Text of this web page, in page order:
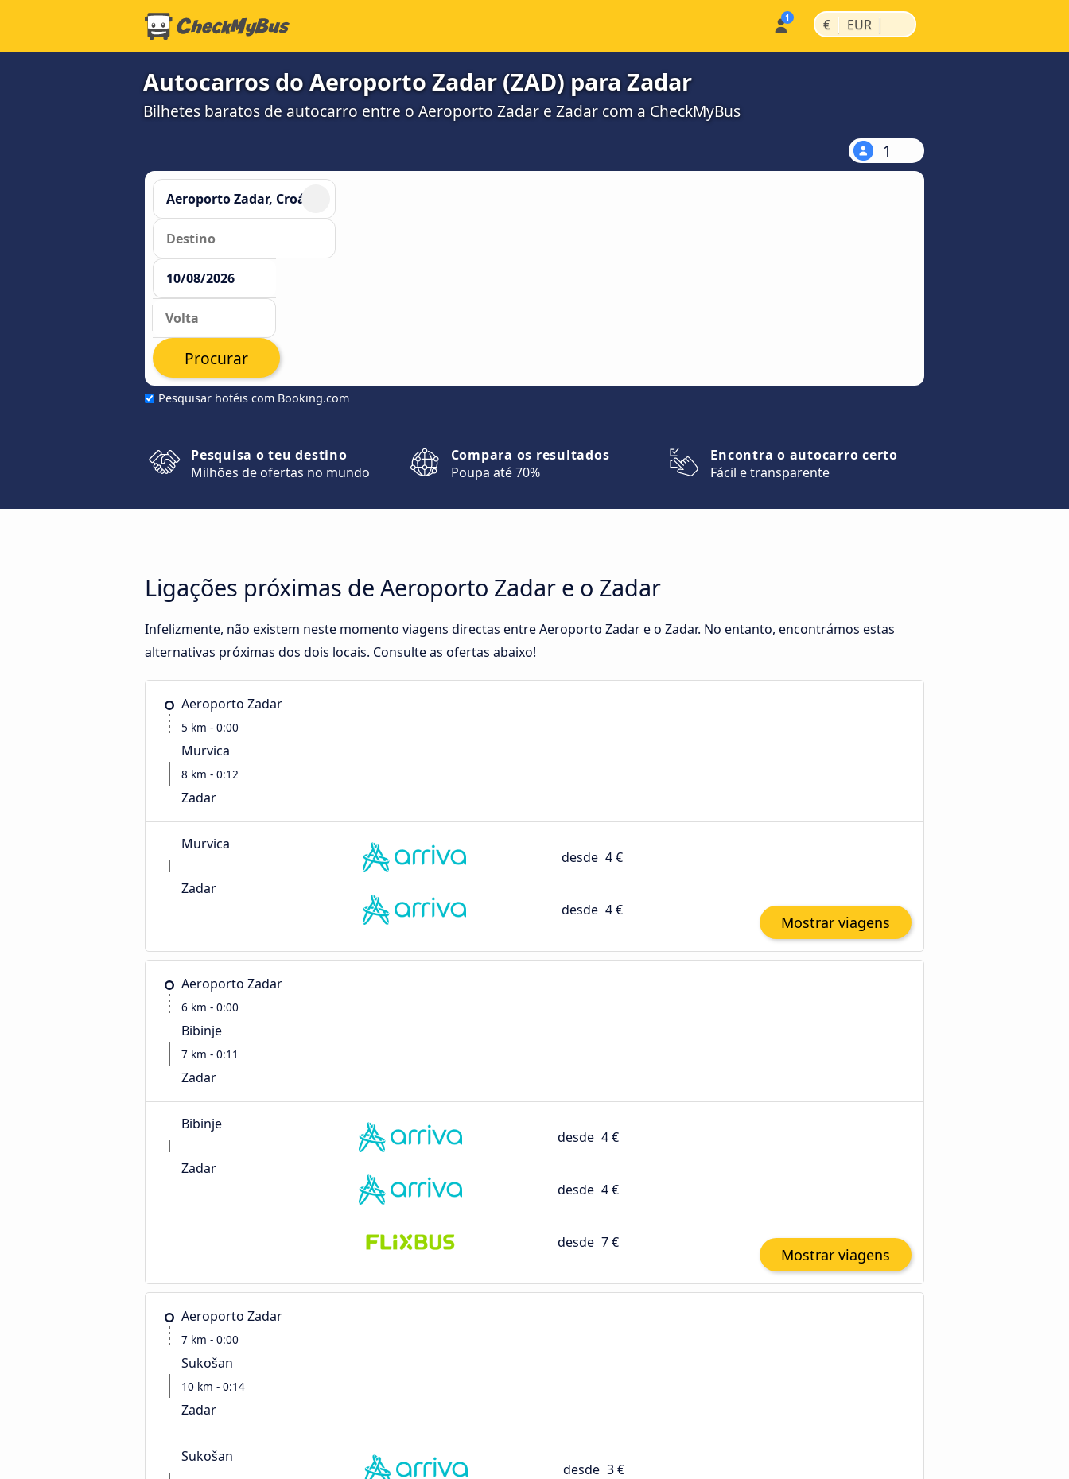
€ | EUR |
Autocarros do Aeroporto Zadar (ZAD) para Zadar
Bilhetes baratos de autocarro entre o Aeroporto Zadar e Zadar com a CheckMyBus
1
Pesquisar hotéis com Booking.com
Procurar
Pesquisa o teu destino
Milhões de ofertas no mundo
Compara os resultados
Poupa até 70%
Encontra o autocarro certo
Fácil e transparente
Ligações próximas de Aeroporto Zadar e o Zadar
Infelizmente, não existem neste momento viagens directas entre Aeroporto Zadar e o Zadar. No entanto, encontrámos estas
alternativas próximas dos dois locais. Consulte as ofertas abaixo!
Aeroporto Zadar
5 km - 0:00
Murvica
8 km - 0:12
Zadar
Murvica
Zadar
desde 4 €
desde 4 €
Mostrar viagens
Aeroporto Zadar
6 km - 0:00
Bibinje
7 km - 0:11
Zadar
Bibinje
Zadar
desde 4 €
desde 4 €
desde 7 €
Mostrar viagens
Aeroporto Zadar
7 km - 0:00
Sukošan
10 km - 0:14
Zadar
Sukošan
desde 3 €